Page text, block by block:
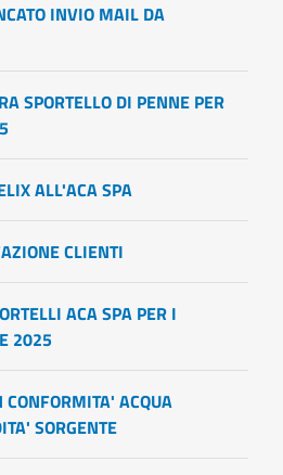
INVIO MAIL DA
SPORTELLO DI PENNE PER
ALL'ACA SPA
CLIENTI
ACA SPA PER I
2025
ACQUA
SORGENTE